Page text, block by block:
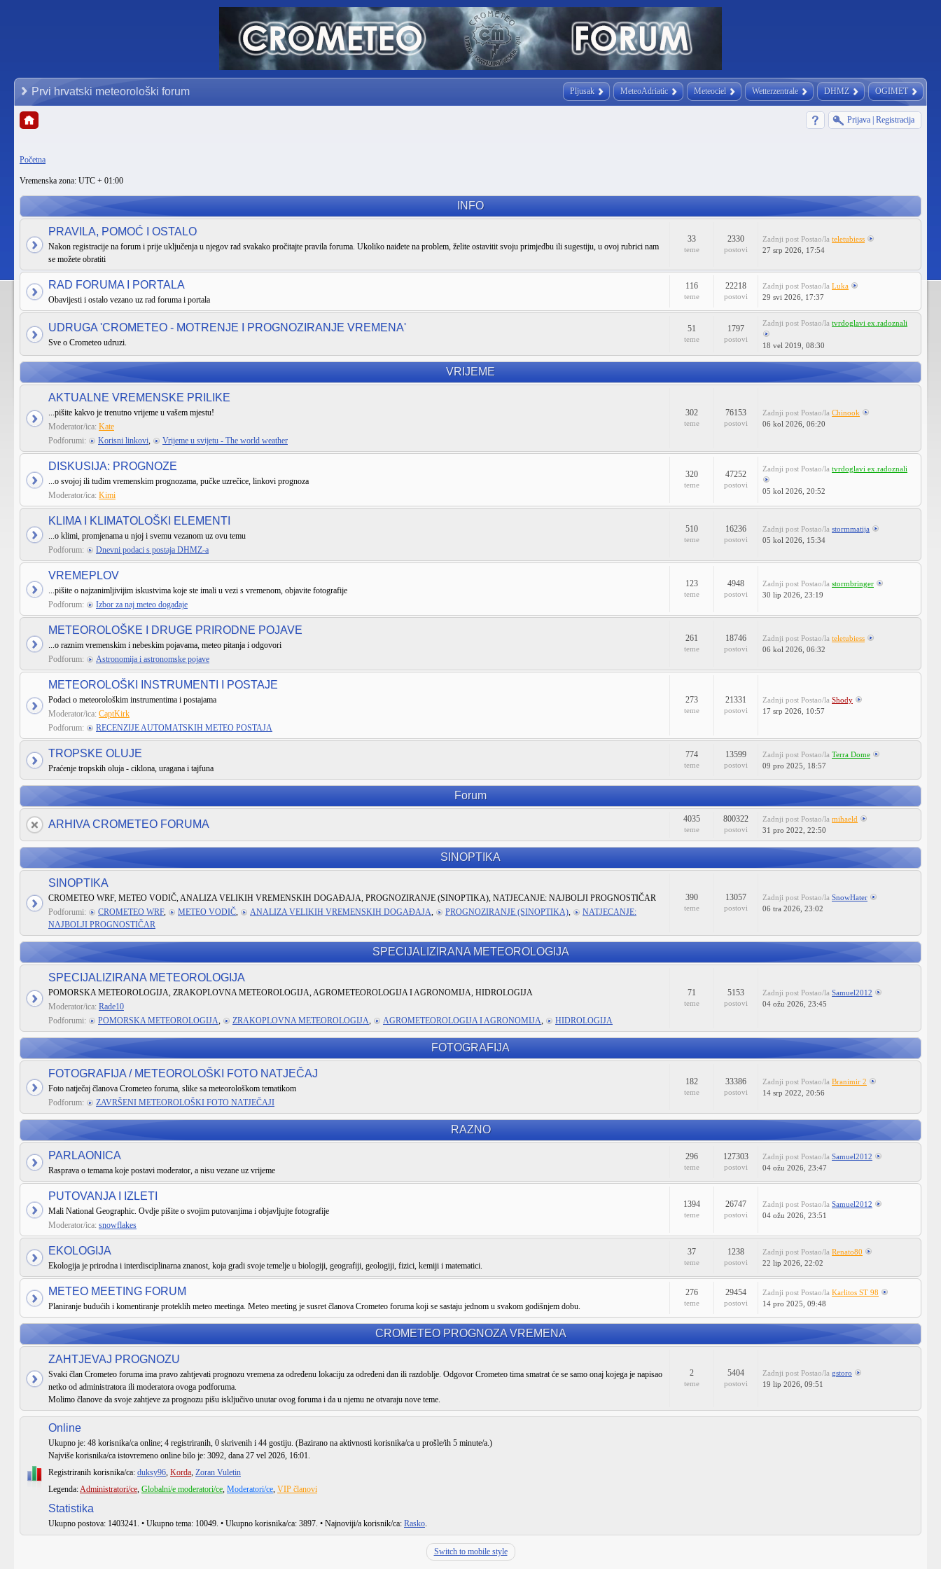
Pljusak MeteoAdriatic Meteociel Wetterzentrale DHMZ OGIMET
Prvi hrvatski meteorološki forum
Prijava Registracija
Početna
Vremenska zona: UTC + 01:00
INFO
PRAVILA, POMOĆ I OSTALO
Nakon registracije na forum i prije uključenja u njegov rad svakako pročitajte pravila foruma. Ukoliko naiđete na problem, želite ostavitit svoju primjedbu ili sugestiju, u ovoj rubrici nam
se možete obratiti
33
teme
2330
postovi
Zadnji post Postao/la teletubiess
27 srp 2026, 17:54
RAD FORUMA I PORTALA
Obavijesti i ostalo vezano uz rad foruma i portala
116
teme
22218
postovi
Zadnji post Postao/la Luka
29 svi 2026, 17:37
UDRUGA 'CROMETEO - MOTRENJE I PROGNOZIRANJE VREMENA'
Sve o Crometeo udruzi.
51
teme
1797
postovi
Zadnji post Postao/la tvrdoglavi ex.radoznali
18 vel 2019, 08:30
VRIJEME
AKTUALNE VREMENSKE PRILIKE
...pišite kakvo je trenutno vrijeme u vašem mjestu!
Moderator/ica: Kate
Podforumi:
Korisni linkovi, Vrijeme u svijetu - The world weather
302
teme
76153
postovi
Zadnji post Postao/la Chinook
06 kol 2026, 06:20
DISKUSIJA: PROGNOZE
...o svojoj ili tuđim vremenskim prognozama, pučke uzrečice, linkovi prognoza
Moderator/ica: Kimi
320
teme
47252
postovi
Zadnji post Postao/la tvrdoglavi ex.radoznali
05 kol 2026, 20:52
KLIMA I KLIMATOLOŠKI ELEMENTI
...o klimi, promjenama u njoj i svemu vezanom uz ovu temu
Podforum:
Dnevni podaci s postaja DHMZ-a
510
teme
16236
postovi
Zadnji post Postao/la stormmatija
05 kol 2026, 15:34
VREMEPLOV
...pišite o najzanimljivijim iskustvima koje ste imali u vezi s vremenom, objavite fotografije
Podforum:
Izbor za naj meteo događaje
123
teme
4948
postovi
Zadnji post Postao/la stormbringer
30 lip 2026, 23:19
METEOROLOŠKE I DRUGE PRIRODNE POJAVE
...o raznim vremenskim i nebeskim pojavama, meteo pitanja i odgovori
Podforum:
Astronomija i astronomske pojave
261
teme
18746
postovi
Zadnji post Postao/la teletubiess
06 kol 2026, 06:32
METEOROLOŠKI INSTRUMENTI I POSTAJE
Podaci o meteorološkim instrumentima i postajama
Moderator/ica: CaptKirk
Podforum:
RECENZIJE AUTOMATSKIH METEO POSTAJA
273
teme
21331
postovi
Zadnji post Postao/la Shody
17 srp 2026, 10:57
TROPSKE OLUJE
Praćenje tropskih oluja - ciklona, uragana i tajfuna
774
teme
13599
postovi
Zadnji post Postao/la Terra Dome
09 pro 2025, 18:57
Forum
ARHIVA CROMETEO FORUMA 4035
teme
800322
postovi
Zadnji post Postao/la mihaeld
31 pro 2022, 22:50
SINOPTIKA
SINOPTIKA
CROMETEO WRF, METEO VODIČ, ANALIZA VELIKIH VREMENSKIH DOGAĐAJA, PROGNOZIRANJE (SINOPTIKA), NATJECANJE: NAJBOLJI PROGNOSTIČAR
Podforumi:
CROMETEO WRF, METEO VODIČ, ANALIZA VELIKIH VREMENSKIH DOGAĐAJA, PROGNOZIRANJE (SINOPTIKA),
NATJECANJE:
NAJBOLJI PROGNOSTIČAR
390
teme
13057
postovi
Zadnji post Postao/la SnowHater
06 tra 2026, 23:02
SPECIJALIZIRANA METEOROLOGIJA
SPECIJALIZIRANA METEOROLOGIJA
POMORSKA METEOROLOGIJA, ZRAKOPLOVNA METEOROLOGIJA, AGROMETEOROLOGIJA I AGRONOMIJA, HIDROLOGIJA
Moderator/ica: Rade10
Podforumi:
POMORSKA METEOROLOGIJA, ZRAKOPLOVNA METEOROLOGIJA, AGROMETEOROLOGIJA I AGRONOMIJA, HIDROLOGIJA
71
teme
5153
postovi
Zadnji post Postao/la Samuel2012
04 ožu 2026, 23:45
FOTOGRAFIJA
FOTOGRAFIJA / METEOROLOŠKI FOTO NATJEČAJ
Foto natječaj članova Crometeo foruma, slike sa meteorološkom tematikom
Podforum:
ZAVRŠENI METEOROLOŠKI FOTO NATJEČAJI
182
teme
33386
postovi
Zadnji post Postao/la Branimir 2
14 srp 2022, 20:56
RAZNO
PARLAONICA
Rasprava o temama koje postavi moderator, a nisu vezane uz vrijeme
296
teme
127303
postovi
Zadnji post Postao/la Samuel2012
04 ožu 2026, 23:47
PUTOVANJA I IZLETI
Mali National Geographic. Ovdje pišite o svojim putovanjima i objavljujte fotografije
Moderator/ica: snowflakes
1394
teme
26747
postovi
Zadnji post Postao/la Samuel2012
04 ožu 2026, 23:51
EKOLOGIJA
Ekologija je prirodna i interdisciplinarna znanost, koja gradi svoje temelje u biologiji, geografiji, geologiji, fizici, kemiji i matematici.
37
teme
1238
postovi
Zadnji post Postao/la Renato80
22 lip 2026, 22:02
METEO MEETING FORUM
Planiranje budućih i komentiranje proteklih meteo meetinga. Meteo meeting je susret članova Crometeo foruma koji se sastaju jednom u svakom godišnjem dobu.
276
teme
29454
postovi
Zadnji post Postao/la Karlitos ST 98
14 pro 2025, 09:48
CROMETEO PROGNOZA VREMENA
ZAHTJEVAJ PROGNOZU
Svaki član Crometeo foruma ima pravo zahtjevati prognozu vremena za određenu lokaciju za određeni dan ili razdoblje. Odgovor Crometeo tima smatrat će se samo onaj kojega je napisao
netko od administratora ili moderatora ovoga podforuma.
Molimo članove da svoje zahtjeve za prognozu pišu isključivo unutar ovog foruma i da u njemu ne otvaraju nove teme.
2
teme
5404
postovi
Zadnji post Postao/la gstoro
19 lip 2026, 09:51
Online
Ukupno je: 48 korisnika/ca online; 4 registriranih, 0 skrivenih i 44 gostiju. (Bazirano na aktivnosti korisnika/ca u prošle/ih 5 minute/a.)
Najviše korisnika/ca istovremeno online bilo je: 3092, dana 27 vel 2026, 16:01.
Registriranih korisnika/ca: duksy96, Korda, Zoran Vuletin
Legenda:Administratori/ce, Globalni/e moderatori/ce, Moderatori/ce, VIP članovi
Statistika
Ukupno postova: 1403241. • Ukupno tema: 10049. • Ukupno korisnika/ca: 3897. • Najnoviji/a korisnik/ca: Rasko.
Switch to mobile style